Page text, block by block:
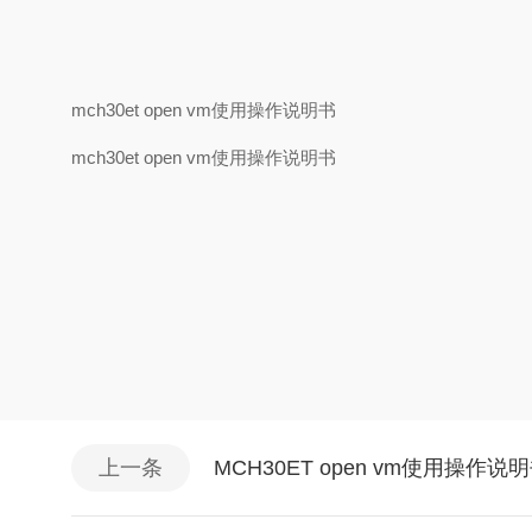
mch30et open vm使用操作说明书
mch30et open vm使用操作说明书
上一条 MCH30ET open vm使用操作说